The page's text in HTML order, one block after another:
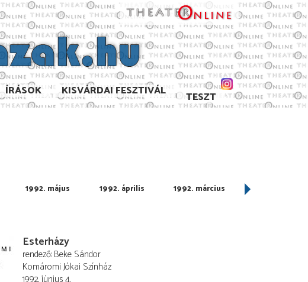
ÍRÁSOK KISVÁRDAI FESZTIVÁL TESZT
1992. május 1992. április 1992. március 1992. február
Esterházy
rendező Beke Sándor
Komáromi Jókai Színház